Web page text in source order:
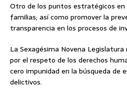
Otro de los puntos estratégicos en
familias; así como promover la
transparencia en los procesos de
La Sexagésima Novena
por el respeto de los derechos
cero impunidad en la búsqueda de
delictivos.